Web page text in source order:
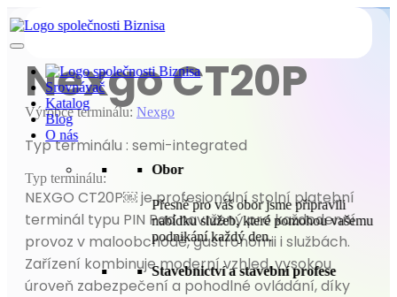
Srovnávač
Katalog
Blog
O nás
Obor
Přesně pro váš obor jsme připravili
nabídku služeb, které pomohou vašemu
podnikání každý den.
Stavebnictví a stavební profese
Nexgo CT20P
Výrobce terminálu: Nexgo
Typ terminálu : semi-integrated
Typ terminálu:
NEXGO CT20P￼ je profesionální stolní platební
terminál typu PIN Pad navržený pro každodenní
provoz v maloobchodě, gastronomii i službách.
Zařízení kombinuje moderní vzhled, vysokou
úroveň zabezpečení a pohodlné ovládání, díky